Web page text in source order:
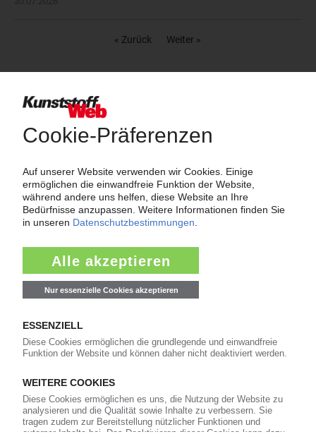
« Zurück Weiter »
Rubriken
24.552 Unternehmen
2.186
Werkstoffe, Produktion, Technik
108
Management
2.174
Namen und Köpfe
1.839
Branche
811
Veranstaltungen
11
Kommentare
In eigener Sache
Newsletter